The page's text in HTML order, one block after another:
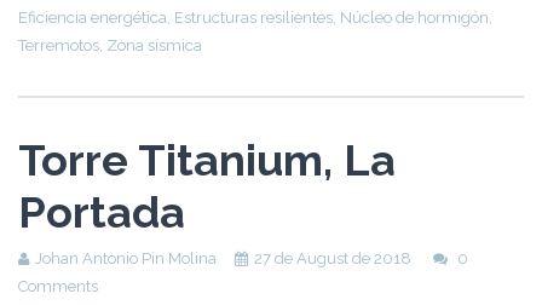
Eficiencia energética Estructuras resilientes Núcleo de hormigón
Terremotos Zona sísmica
Torre Titanium, La
Portada
Johan Antonio Pin Molina 27 de August de 2018
0
Comments